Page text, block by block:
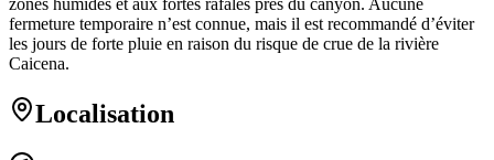
zones humides et aux fortes rafales près du canyon. Aucune
fermeture temporaire n’est connue, mais il est recommandé d’éviter
les jours de forte pluie en raison du risque de crue de la rivière
Caicena.
Localisation